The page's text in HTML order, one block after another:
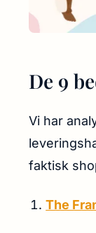
De 9
Vi har
faktisk
The